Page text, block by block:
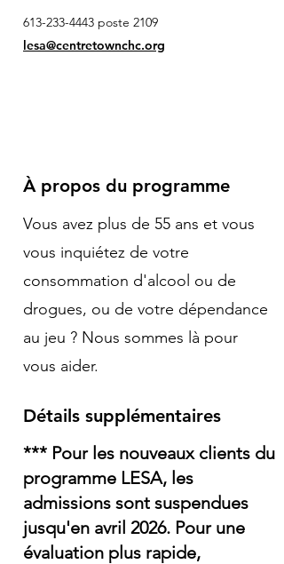
613-233-4443 poste 2109
lesa@centretownchc.org
À propos du programme
Vous avez plus de 55 ans et vous
vous inquiétez de votre
consommation d'alcool ou de
drogues, ou de votre dépendance
au jeu ? Nous sommes là pour
vous aider.
Détails supplémentaires
*** Pour les nouveaux clients du
programme LESA, les
admissions sont suspendues
jusqu'en avril 2026. Pour une
évaluation plus rapide,